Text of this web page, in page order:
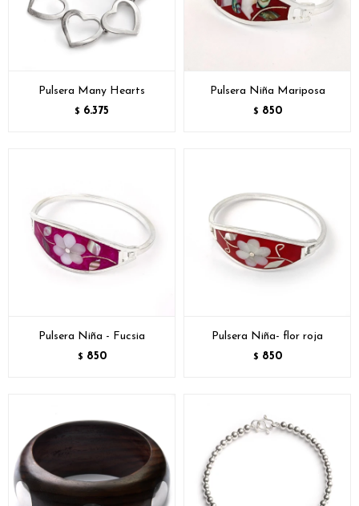
Pulsera Many Hearts
$ 6.375
Pulsera Niña Mariposa
$ 850
Pulsera Niña - Fucsia
$ 850
Pulsera Niña- flor roja
$ 850